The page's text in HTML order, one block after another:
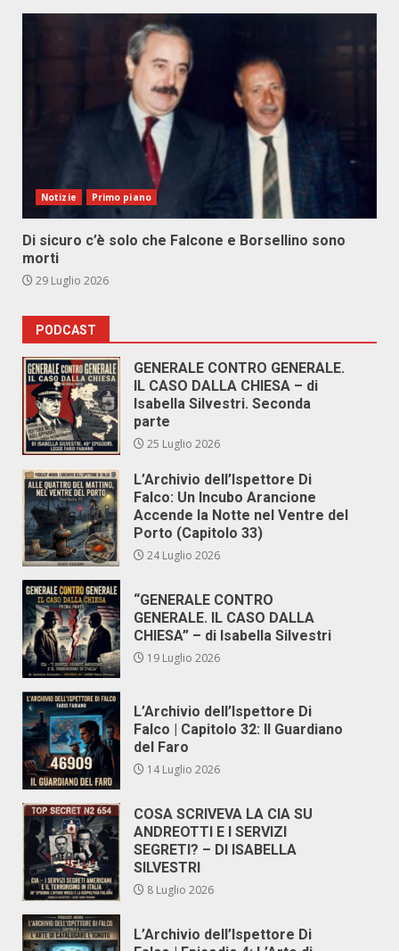
Notizie Primo piano
Di sicuro c’è solo che Falcone e Borsellino sono
morti
29 Luglio 2026
PODCAST
GENERALE CONTRO GENERALE.
IL CASO DALLA CHIESA – di
Isabella Silvestri. Seconda
parte
25 Luglio 2026
L’Archivio dell’Ispettore Di
Falco: Un Incubo Arancione
Accende la Notte nel Ventre del
Porto (Capitolo 33)
24 Luglio 2026
“GENERALE CONTRO
GENERALE. IL CASO DALLA
CHIESA” – di Isabella Silvestri
19 Luglio 2026
L’Archivio dell’Ispettore Di
Falco | Capitolo 32: Il Guardiano
del Faro
14 Luglio 2026
COSA SCRIVEVA LA CIA SU
ANDREOTTI E I SERVIZI
SEGRETI? – DI ISABELLA
SILVESTRI
8 Luglio 2026
L’Archivio dell’Ispettore Di